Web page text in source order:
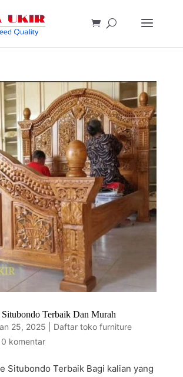
Terbaik Dan Murah
25, 2025
Daftar toko furniture
0 komentar
Situbondo Terbaik Bagi kalian yang